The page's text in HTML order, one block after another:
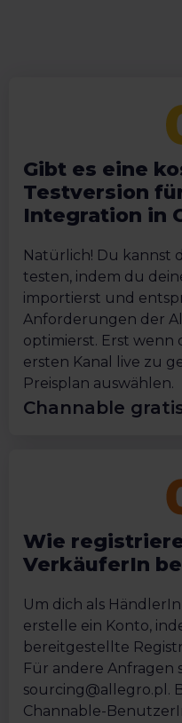
Gibt es eine
Testversion
Integration in
Natürlich! Du kannst
testen, indem du
importierst und
Anforderungen der
optimierst. Erst wenn
ersten Kanal live zu
Preisplan auswählen.
Channable
Wie
VerkäuferIn
Um dich als
erstelle ein Konto,
bereitgestellte
Für andere Anfragen
sourcing@allegro.pl.
Channable-